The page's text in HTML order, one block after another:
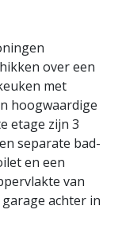
over een
met
hoogwaardige
etage zijn 3
separate bad-
en een
van
achter in